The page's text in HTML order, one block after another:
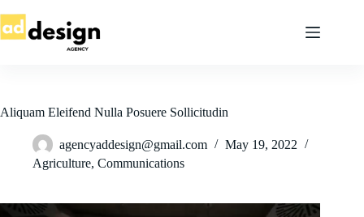
content
Aliquam Eleifend Nulla Posuere Sollicitudin
agencyaddesign@gmail.com
May 19, 2022
Agriculture, Communications